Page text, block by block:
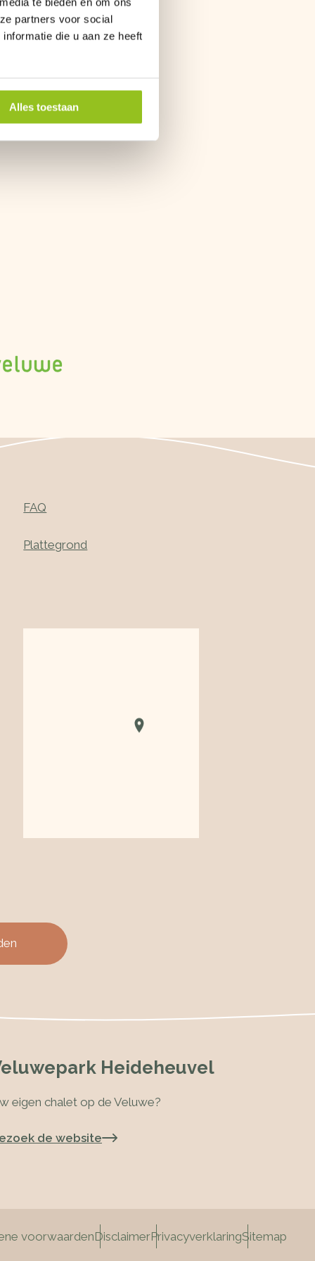
partners voor social
die u aan ze heeft
Alles toestaan
FAQ
Plattegrond
Heideheuvel
eigen chalet op de Veluwe?
de website
voorwaardenDisclaimerPrivacyverklaringSitemap